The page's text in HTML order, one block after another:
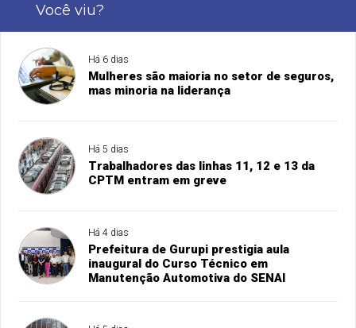
Você viu?
Há 6 dias
Mulheres são maioria no setor de seguros,
mas minoria na liderança
Há 5 dias
Trabalhadores das linhas 11, 12 e 13 da
CPTM entram em greve
Há 4 dias
Prefeitura de Gurupi prestigia aula
inaugural do Curso Técnico em
Manutenção Automotiva do SENAI